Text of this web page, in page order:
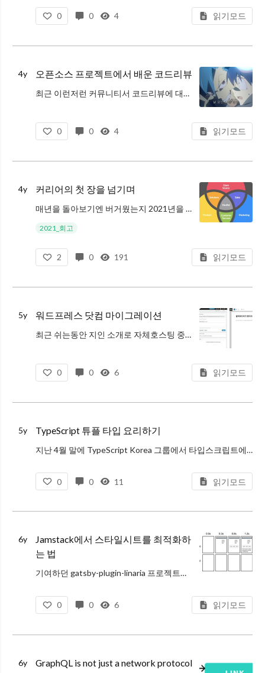
0 0 4 읽기모드
4y 오픈소스 프로젝트에서 배운 코드리뷰
최근 이런저런 커뮤니티서 코드리뷰에 대한 얘기가 부쩍 많아지는걸 느낍니다.
0 0 4 읽기모드
4y 커리어의 첫 장을 넘기며
매년을 돌아보기엔 버거웠는지 2021년을 지나보내면서야 두 번째 회고를 쓰게됐습니다. 2017년 보내고 썼었으니 거의 4년 만... 이네요.
너무 오랫만에 글을 쓰다보니 갈무리가 잘 안되네요. 글을 나눠서 이쪽엔 순수하게 제 "커
2021_회고
2 0 191 읽기모드
5y 워드프레스 닷컴 마이그레이션
최근 쉬는동안 지인 소개로 자체호스팅 중이던 Wordpress.org 인스턴스 하나를 Wordpress.com 으로 이전하는 일감을 받아서 진행했습니다.
0 0 6 읽기모드
5y TypeScript 튜플 타입 요리하기
지난 4월 말에 TypeScript Korea 그룹에서 타입스크립트에게 내 의도를 이해시키는 방법 이라는 주제로 발표했었습니다.
0
0 11 읽기모드
6y
Jamstack에서 스타일시트를 최적화하
는 법
기여하던 gatsby-plugin-linaria 프로젝트의 소유권을 최근에 이전 받았습니다.
0
0 6 읽기모드
6y GraphQL is not just a network protocol